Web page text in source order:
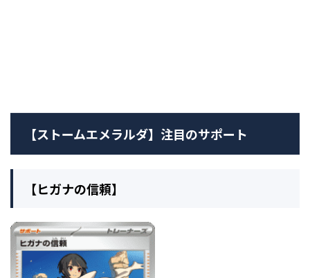
【ストームエメラルダ】注目のサポート
【ヒガナの信頼】